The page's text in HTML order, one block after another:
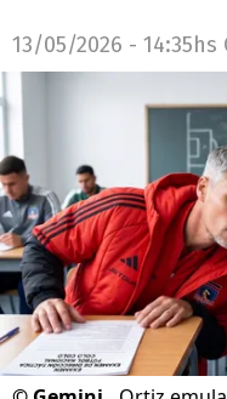
13/05/2026 - 14:35hs